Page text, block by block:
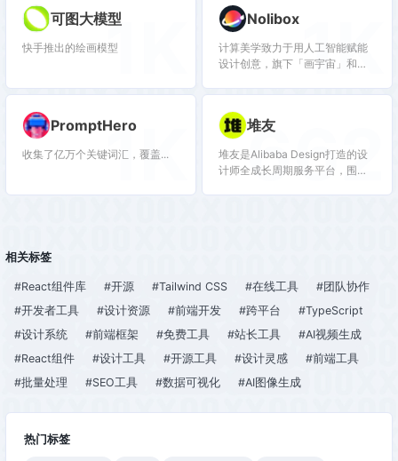
域。
可图大模型
快手推出的绘画模型1K Nolibox
计算美学致力于用人工智能赋能
设计创意，旗下「画宇宙」和
户和企业用户提供全链路 AIGC
和人工智能设计服务。
1K
PromptHero
收集了亿万个关键词汇，覆盖...
1K 堆友
堆友是Alibaba Design打造的设
计师全成长周期服务平台，围绕
场景功能应用、轻便好学易上手
更自带免费可商用属性，为专业
设计师、运营工友、学生小白、
线设计站点和资源库。
662
相关标签
#React组件库 #开源 #Tailwind CSS #在线工具
#团队协作
#开发者工具
#设计资源 #前端开发 #跨平台
#TypeScript
#设计系统
#前端框架 #免费工具 #站长工具
#AI视频生成
#React组件
#设计工具 #开源工具 #设计灵感
#前端工具
#批量处理
#SEO工具 #数据可视化 #AI图像生成
热门标签